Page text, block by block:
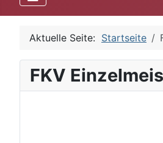
Aktuelle Seite: Startseite
FKV